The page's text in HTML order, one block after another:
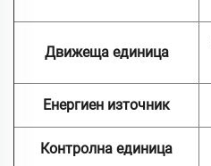
Движеща единица
Енергиен източник
Контролна единица